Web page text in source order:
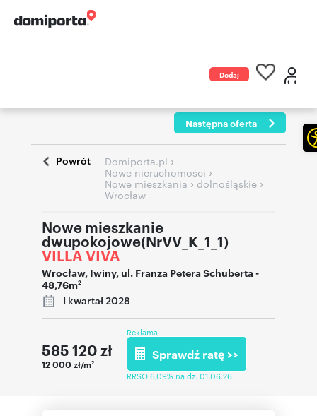
Dodaj
Następna oferta
Powrót Domiporta.pl ›
Nowe nieruchomości ›
Nowe mieszkania › dolnośląskie ›
Wrocław
Nowe mieszkanie
dwupokojowe(NrVV_K_1_1)
VILLA VIVA
Wrocław, Iwiny, ul. Franza Petera Schuberta-
48,76m2
I kwartał 2028
585 120 zł
12 000 zł/m2
Reklama
Sprawdź ratę >>
RRSO 6,09% na dz. 01.06.26